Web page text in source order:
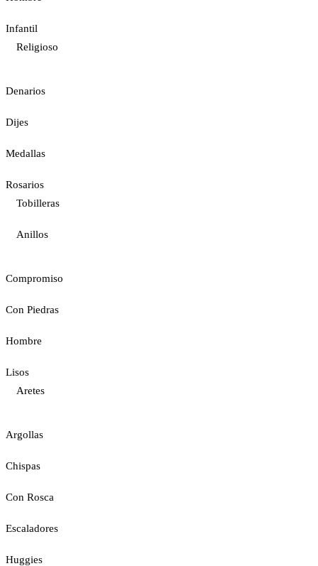
Infantil
Religioso
Denarios
Dijes
Medallas
Rosarios
Tobilleras
Anillos
Compromiso
Con Piedras
Hombre
Lisos
Aretes
Argollas
Chispas
Con Rosca
Escaladores
Huggies